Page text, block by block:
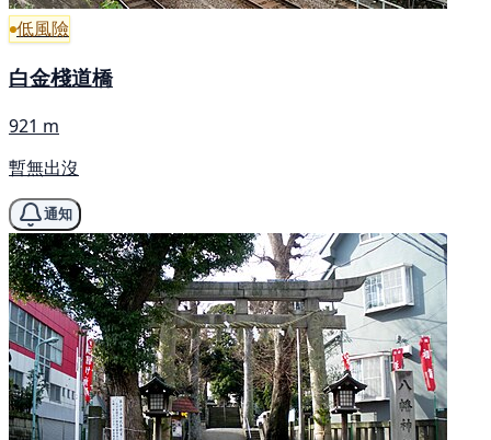
低風險
白金棧道橋
921 m
暫無出沒
通知